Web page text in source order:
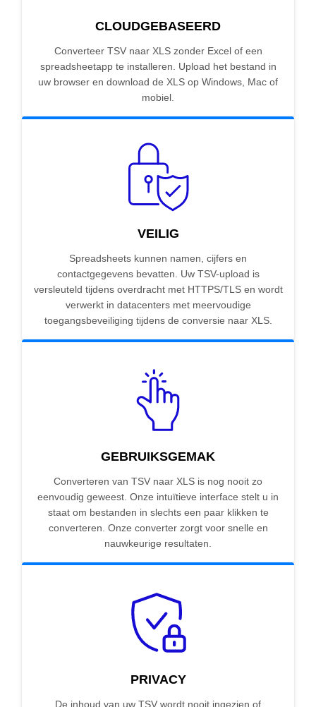
CLOUDGEBASEERD
Converteer TSV naar XLS zonder Excel of een
spreadsheetapp te installeren. Upload het bestand in
uw browser en download de XLS op Windows, Mac of
mobiel.
VEILIG
Spreadsheets kunnen namen, cijfers en
contactgegevens bevatten. Uw TSV-upload is
versleuteld tijdens overdracht met HTTPS/TLS en wordt
verwerkt in datacenters met meervoudige
toegangsbeveiliging tijdens de conversie naar XLS.
GEBRUIKSGEMAK
Converteren van TSV naar XLS is nog nooit zo
eenvoudig geweest. Onze intuïtieve interface stelt u in
staat om bestanden in slechts een paar klikken te
converteren. Onze converter zorgt voor snelle en
nauwkeurige resultaten.
PRIVACY
De inhoud van uw TSV wordt nooit ingezien of